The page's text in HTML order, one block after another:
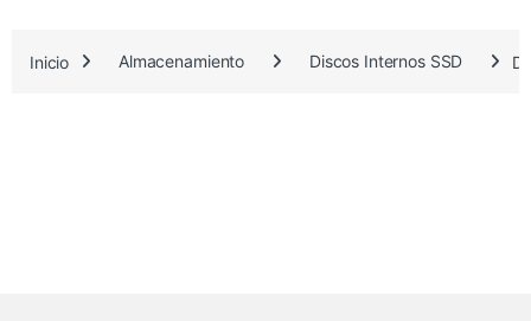
.
Inicio Almacenamiento Discos Internos SSD